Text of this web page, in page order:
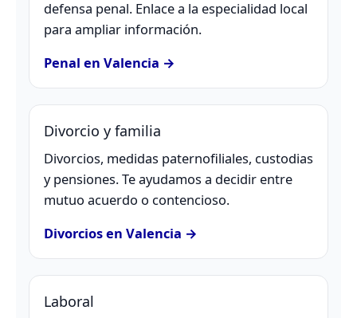
defensa penal. Enlace a la especialidad local
para ampliar información.
Penal en Valencia →
Divorcio y familia
Divorcios, medidas paternofiliales, custodias
y pensiones. Te ayudamos a decidir entre
mutuo acuerdo o contencioso.
Divorcios en Valencia →
Laboral